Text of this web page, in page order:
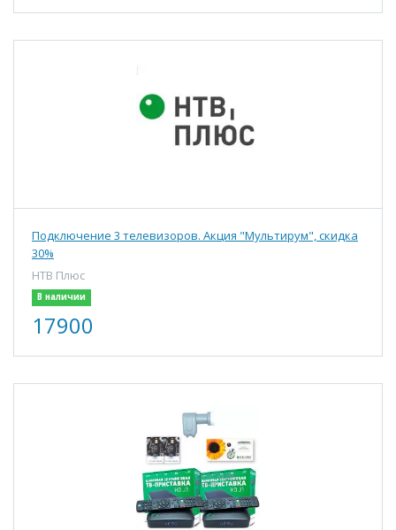
Подключение 3 телевизоров. Акция "Мультирум", скидка
30%
НТВ Плюс
В наличии
17900